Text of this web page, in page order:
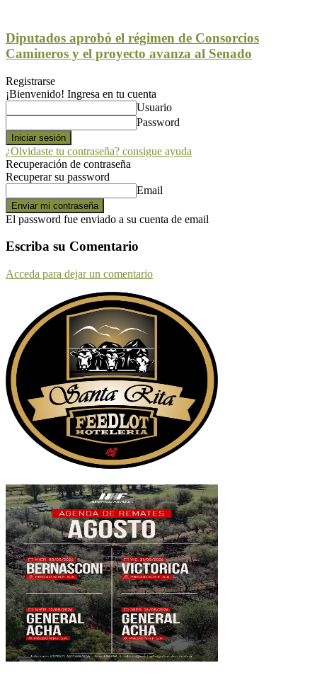
Diputados aprobó el régimen de Consorcios
Camineros y el proyecto avanza al Senado
Registrarse
¡Bienvenido! Ingresa en tu cuenta
Usuario
Password
¿Olvidaste tu contraseña? consigue ayuda
Recuperación de contraseña
Recuperar su password
Email
El password fue enviado a su cuenta de email
Escriba su Comentario
Acceda para dejar un comentario